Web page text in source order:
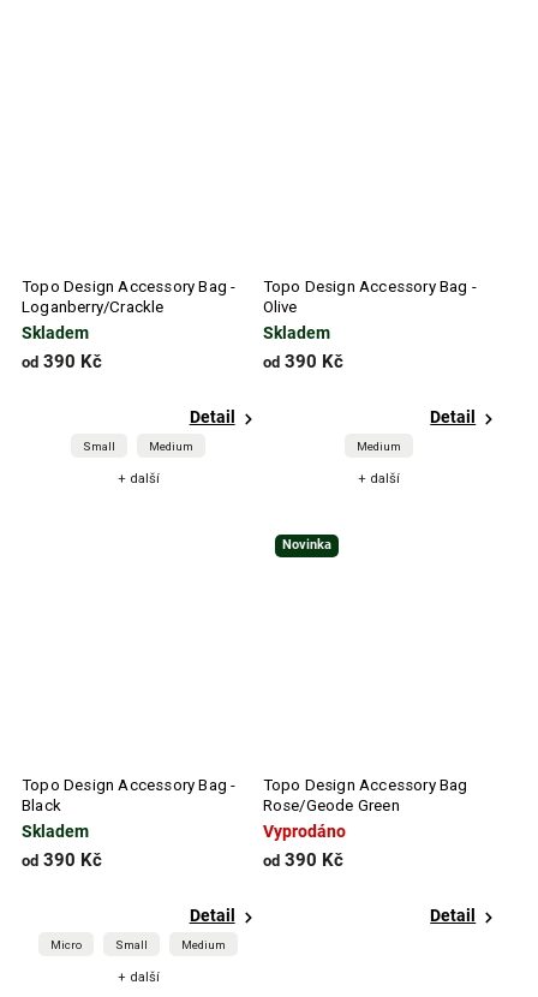
Topo Design Accessory Bag -
Loganberry/Crackle
Skladem
od 390 Kč
Detail
Small Medium
+ další
Topo Design Accessory Bag -
Olive
Skladem
od390 Kč
Detail
Medium
+ další
Topo Design Accessory Bag -
Black
Skladem
od 390 Kč
Detail
Micro Small Medium
+ další
Novinka
Topo Design Accessory Bag
Rose/Geode Green
Vyprodáno
od390 Kč
Detail